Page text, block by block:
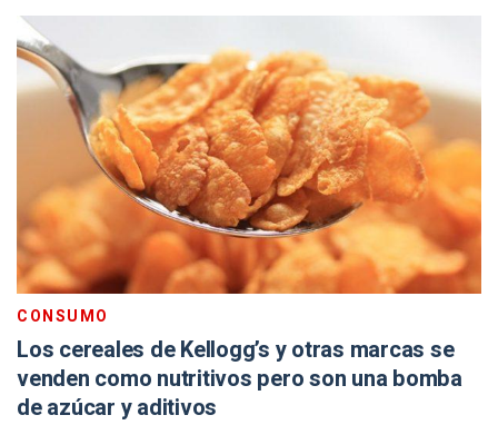
CONSUMO
Los cereales de Kellogg’s y otras marcas se
venden como nutritivos pero son una bomba
de azúcar y aditivos